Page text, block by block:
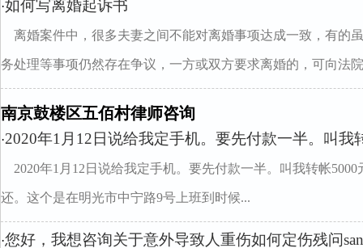
·如何写离婚起诉书
离婚案件中，很多夫妻之间不能对离婚事项达成一致，有的
务处理等事项仍然存在争议，一方或双方要求离婚的，可向法
南京鼓楼区五佰村律师咨询
·2020年1月12日说给我定手机。要先付款一半。叫我
2020年1月12日说给我定手机。要先付款一半。叫我转帐
还。这个是在明光市中宁路9号上班到时候...
·您好，我想咨询关于意外导致人重伤如何定伤残问san